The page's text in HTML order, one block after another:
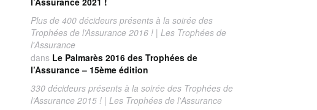
Plus de 400 décideurs présents à la soirée des
Trophées de l’Assurance 2016 ! | Les Trophées de
l'Assurance
dans Le Palmarès 2016 des Trophées de
l’Assurance – 15ème édition
330 décideurs présents à la soirée des Trophées de
l’Assurance 2015 ! | Les Trophées de l'Assurance